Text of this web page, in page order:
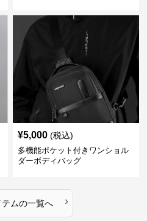
¥5,000 (税込)
多機能ポケット付きワンショル
ダーボディバッグ
テムの一覧へ ›